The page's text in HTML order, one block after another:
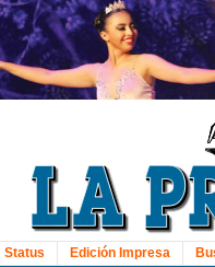
Status Edición Impresa